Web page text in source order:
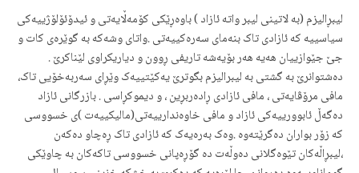
لیبڕالیزم (به‌ لاتینی لیبر واته‌ ئازاد ) باوه‌ڕێکی کۆمه‌ڵایه‌تی‌ و ئیدۆئۆلۆژییه‌کی
سیاسییه‌ که‌ ئازادی تاک بنه‌مای سه‌ره‌کییه‌تی .واتای وشه‌که‌ به‌ گوێره‌ی کات و
جێ جێوازییان هه‌یه‌ هه‌ر بۆیه‌شه‌ تاریفی ڕوون و دیاریکراوی لێناکرێ .
ده‌شتوانرێ به‌ گشتی به‌ لیبرالیزم بگوترێ یه‌کێتییه‌ک وێڕای سه‌ربه‌خۆیی تاک،
‌مافی مرۆڤایه‌تی ، مافی ئازادی ڕاده‌ربڕین ، و دیموکڕاسی . بازرگانی ئازاد
ده‌گه‌ڵ ئابوورییه‌کی ئازاد و مافی خاوه‌ندارییه‌تی(مالیکییه‌ت )ی خسووسی
که‌ زۆر بواران ده‌گرێته‌وه‌ .وه‌ک به‌ره‌یه‌ک که‌ ئازادی تاک ڕه‌چاو ده‌که‌ن
،لیبڕاڵه‌کان تێوه‌گلانی ده‌وڵه‌ت ده‌ گۆڕه‌پانی خسووسی تاکه‌کان به‌ چاوێکی